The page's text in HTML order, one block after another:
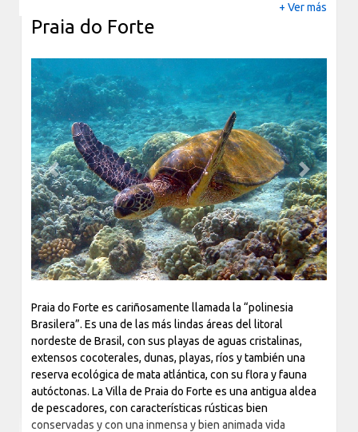
+ Ver más
Praia do Forte
Previous Next
Praia do Forte es cariñosamente llamada la “polinesia
Brasilera”. Es una de las más lindas áreas del litoral
nordeste de Brasil, con sus playas de aguas cristalinas,
extensos cocoterales, dunas, playas, ríos y también una
reserva ecológica de mata atlántica, con su flora y fauna
autóctonas. La Villa de Praia do Forte es una antigua aldea
de pescadores, con características rústicas bien
conservadas y con una inmensa y bien animada vida